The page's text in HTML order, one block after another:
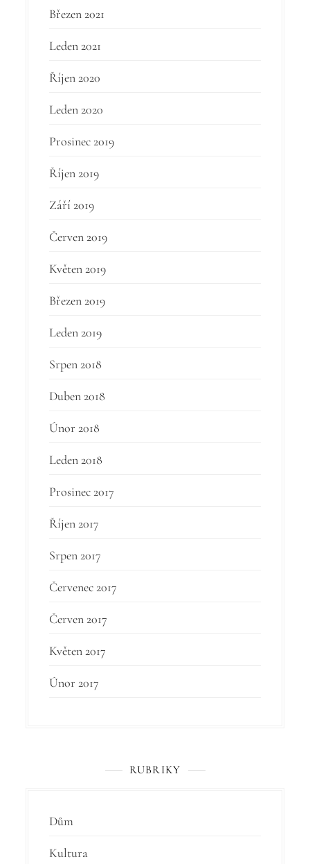
Březen 2021
Leden 2021
Říjen 2020
Leden 2020
Prosinec 2019
Říjen 2019
Září 2019
Červen 2019
Květen 2019
Březen 2019
Leden 2019
Srpen 2018
Duben 2018
Únor 2018
Leden 2018
Prosinec 2017
Říjen 2017
Srpen 2017
Červenec 2017
Červen 2017
Květen 2017
Únor 2017
RUBRIKY
Dům
Kultura